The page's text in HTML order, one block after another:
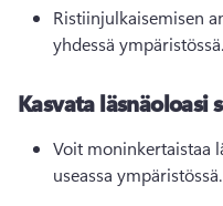
Ristiinjulkaisemisen
yhdessä ympäristössä.
Kasvata läsnäoloasi
Voit moninkertaistaa
useassa ympäristössä.